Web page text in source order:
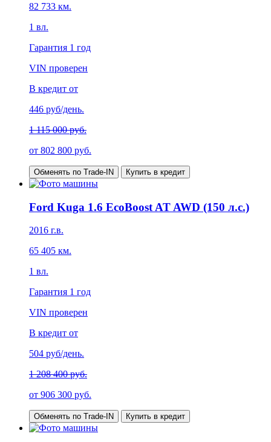
82 733 км.
1 вл.
Гарантия 1 год
VIN проверен
В кредит от
446 руб/день.
1 115 000 руб.
от 802 800 руб.
Обменять по Trade-IN Купить в кредит
Ford Kuga 1.6 EcoBoost AT AWD (150 л.с.)
2016 г.в.
65 405 км.
1 вл.
Гарантия 1 год
VIN проверен
В кредит от
504 руб/день.
1 208 400 руб.
от 906 300 руб.
Обменять по Trade-IN Купить в кредит